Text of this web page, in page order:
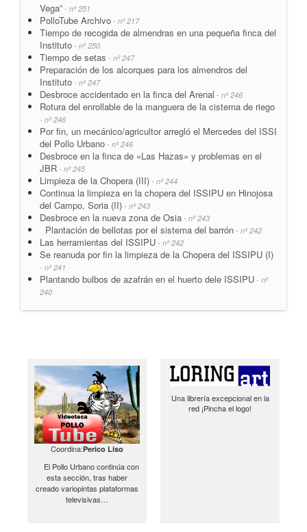
Vega” - nº 251
PolloTube Archivo - nº 217
Tiempo de recogida de almendras en una pequeña finca del
Instituto - nº 250
Tiempo de setas - nº 247
Preparación de los alcorques para los almendros del
Instituto - nº 247
Desbroce accidentado en la finca del Arenal - nº 246
Rotura del enrollable de la manguera de la cisterna de riego
- nº 246
Por fin, un mecánico/agricultor arregló el Mercedes del ISSI
del Pollo Urbano - nº 246
Desbroce en la finca de «Las Hazas» y problemas en el
JBR - nº 245
Limpieza de la Chopera (III) - nº 244
Continua la limpieza en la chopera del ISSIPU en Hinojosa
del Campo, Soria (II) - nº 243
Desbroce en la nueva zona de Osia - nº 243
Plantación de bellotas por el sistema del barrón - nº 242
Las herramientas del ISSIPU - nº 242
Se reanuda por fin la limpieza de la Chopera del ISSIPU (I)
- nº 241
Plantando bulbos de azafrán en el huerto dele ISSIPU - nº
240
Coordina:Perico Liso
El Pollo Urbano continúa con
esta sección, tras haber
creado variopintas plataformas
televisivas…
Una librería excepcional en la
red ¡Pincha el logo!